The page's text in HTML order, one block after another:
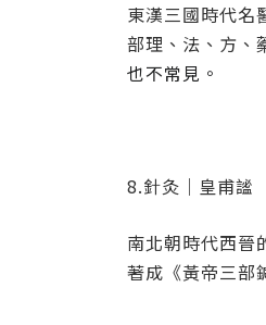
東漢三國時代名
部理、法、方、
也不常見。
8.針灸｜皇甫謐
南北朝時代西晉
著成《黃帝三部